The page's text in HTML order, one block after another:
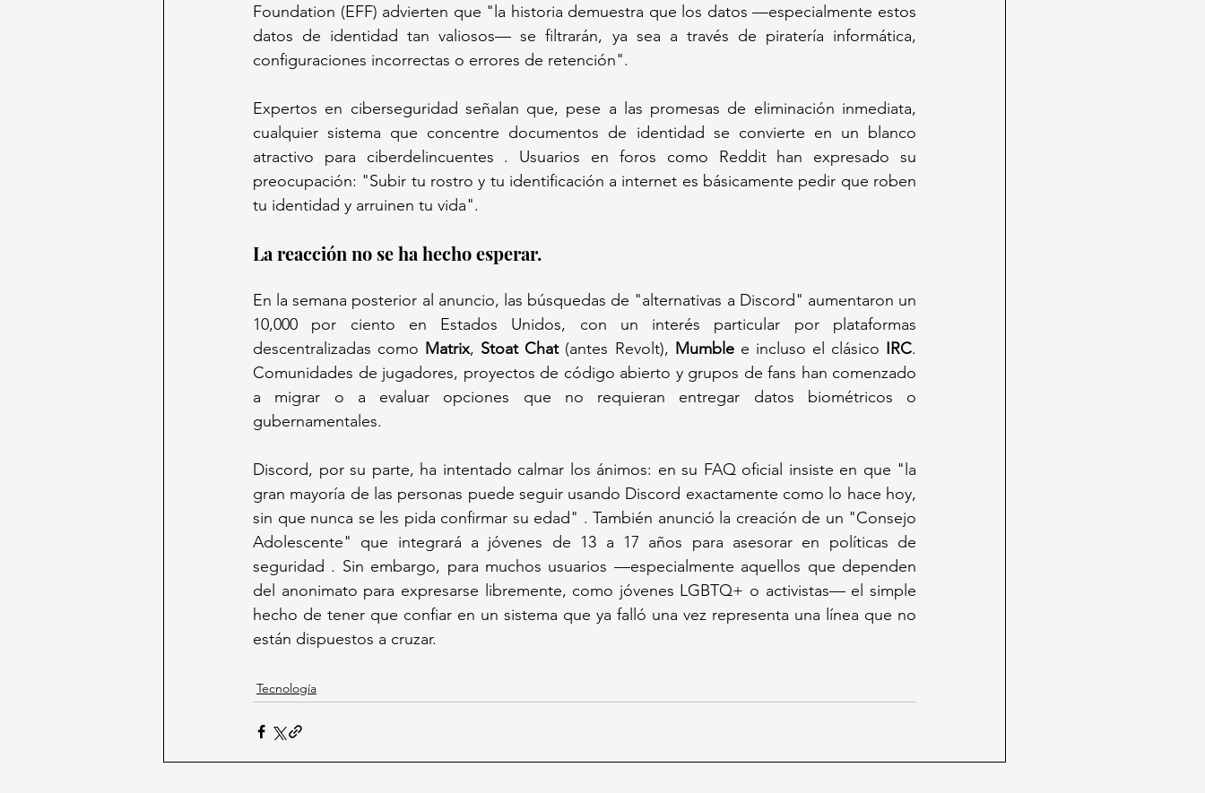
Foundation (EFF) advierten que "la historia demuestra que los datos —especialmente estos
datos de identidad tan valiosos— se filtrarán, ya sea a través de piratería informática,
configuraciones incorrectas o errores de retención".
Expertos en ciberseguridad señalan que, pese a las promesas de eliminación inmediata,
cualquier sistema que concentre documentos de identidad se convierte en un blanco
atractivo para ciberdelincuentes . Usuarios en foros como Reddit han expresado su
preocupación: "Subir tu rostro y tu identificación a internet es básicamente pedir que roben
tu identidad y arruinen tu vida".
La reacción no se ha hecho esperar.
En la semana posterior al anuncio, las búsquedas de "alternativas a Discord" aumentaron un
10,000 por ciento en Estados Unidos, con un interés particular por plataformas
descentralizadas como Matrix, Stoat Chat (antes Revolt), Mumble e incluso el clásico IRC.
Comunidades de jugadores, proyectos de código abierto y grupos de fans han comenzado
a migrar o a evaluar opciones que no requieran entregar datos biométricos o
gubernamentales.
Discord, por su parte, ha intentado calmar los ánimos: en su FAQ oficial insiste en que "la
gran mayoría de las personas puede seguir usando Discord exactamente como lo hace hoy,
sin que nunca se les pida confirmar su edad" . También anunció la creación de un "Consejo
Adolescente" que integrará a jóvenes de 13 a 17 años para asesorar en políticas de
seguridad . Sin embargo, para muchos usuarios —especialmente aquellos que dependen
del anonimato para expresarse libremente, como jóvenes LGBTQ+ o activistas— el simple
hecho de tener que confiar en un sistema que ya falló una vez representa una línea que no
están dispuestos a cruzar.
Tecnología